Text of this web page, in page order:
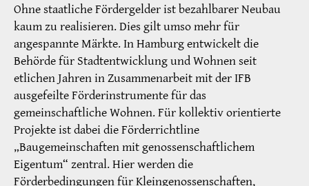
Ohne staatliche Fördergelder ist bezahlbarer Neubau
kaum zu realisieren. Dies gilt umso mehr für
angespannte Märkte. In Hamburg entwickelt die
Behörde für Stadtentwicklung und Wohnen seit
etlichen Jahren in Zusammenarbeit mit der IFB
ausgefeilte Förderinstrumente für das
gemeinschaftliche Wohnen. Für kollektiv orientierte
Projekte ist dabei die Förderrichtline
„Baugemeinschaften mit genossenschaftlichem
Eigentum“ zentral. Hier werden die
Förderbedingungen für Kleingenossenschaften,